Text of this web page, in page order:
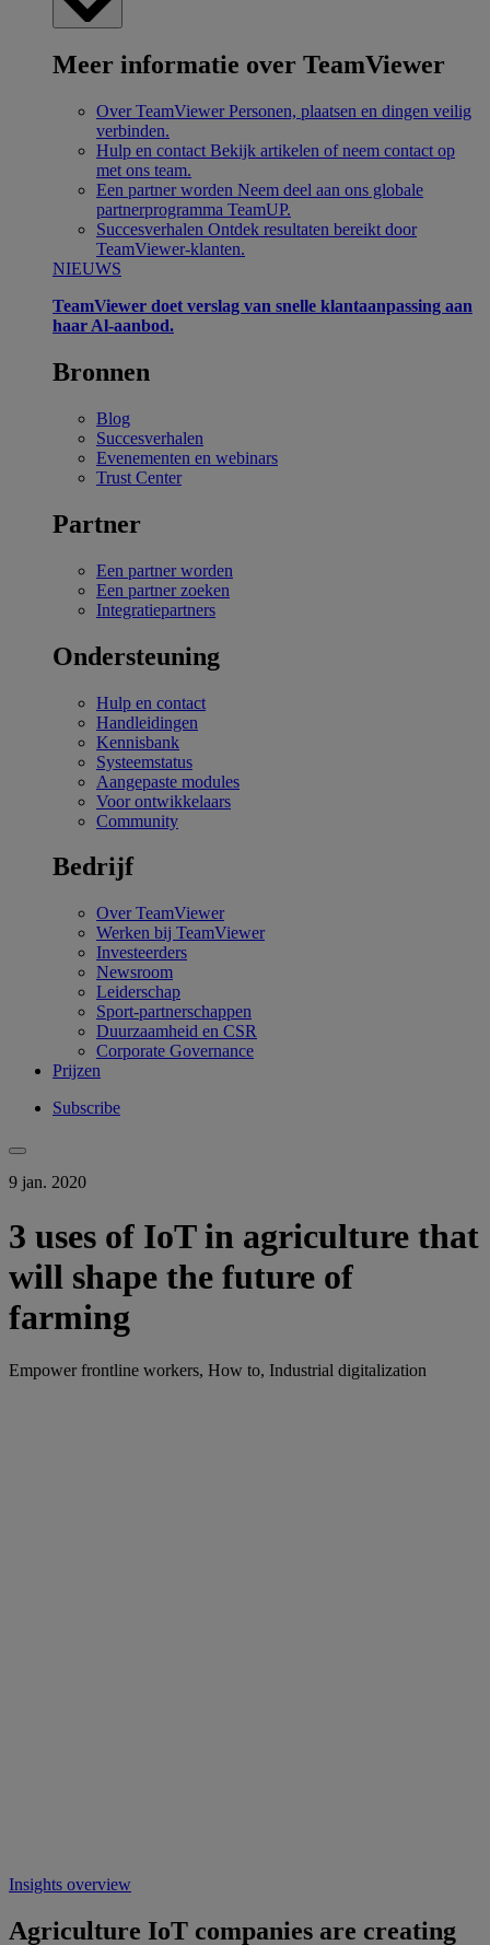
Meer informatie over TeamViewer
Over TeamViewer Personen, plaatsen en dingen veilig
verbinden.
Hulp en contact Bekijk artikelen of neem contact op
met ons team.
Een partner worden Neem deel aan ons globale
partnerprogramma TeamUP.
Succesverhalen Ontdek resultaten bereikt door
TeamViewer-klanten.
NIEUWS
TeamViewer doet verslag van snelle klantaanpassing aan
haar Al-aanbod.
Bronnen
Blog
Succesverhalen
Evenementen en webinars
Trust Center
Partner
Een partner worden
Een partner zoeken
Integratiepartners
Ondersteuning
Hulp en contact
Handleidingen
Kennisbank
Systeemstatus
Aangepaste modules
Voor ontwikkelaars
Community
Bedrijf
Over TeamViewer
Werken bij TeamViewer
Investeerders
Newsroom
Leiderschap
Sport-partnerschappen
Duurzaamheid en CSR
Corporate Governance
Prijzen
Subscribe
9 jan. 2020
3 uses of IoT in agriculture that
will shape the future of
farming
Empower frontline workers, How to, Industrial digitalization
Insights overview
Agriculture IoT companies are creating